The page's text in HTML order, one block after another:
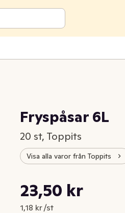
Fryspåsar 6L
20 st, Toppits
Visa alla varor från Toppits
Nuvarande pris är: 23,50 kr
23,50 kr
1,18 kr /st
Styckpris: 1,18 kr /st